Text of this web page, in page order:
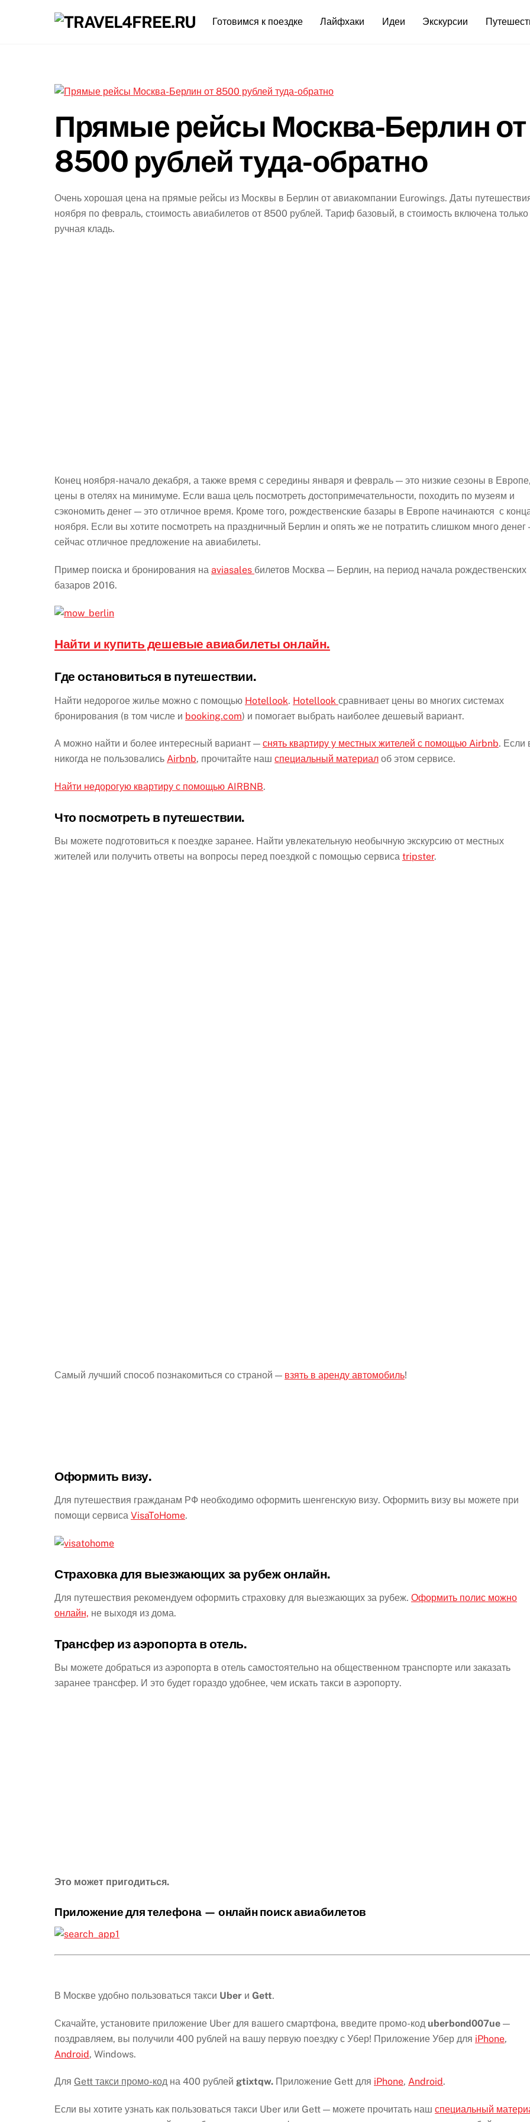
Готовимся к поездке Лайфхаки Идеи Экскурсии
Прямые рейсы Москва-Берлин от
8500 рублей туда-обратно
Очень хорошая цена на прямые рейсы из Моcквы в Берлин от авиакомпании Eurowings. Даты
ноября по февраль, стоимость авиабилетов от 8500 рублей. Тариф базовый, в стоимость включена только
ручная кладь.
Конец ноября-начало декабря, а также время с середины января и февраль — это низкие сезоны в
цены в отелях на минимуме. Если ваша цель посмотреть достопримечательности, походить по музеям и
сэкономить денег — это отличное время. Кроме того, рождественские базары в Европе начинаются с
ноября. Если вы хотите посмотреть на праздничный Берлин и опять же не потратить слишком много денег
сейчас отличное предложение на авиабилеты.
Пример поиска и бронирования на aviasales билетов Москва — Берлин, на период начала рождественских
базаров 2016.
Найти и купить дешевые авиабилеты онлайн.
Где остановиться в путешествии.
Найти недорогое жилье можно с помощью Hotellook. Hotellook сравнивает цены во многих системах
бронирования (в том числе и booking.com) и помогает выбрать наиболее дешевый вариант.
А можно найти и более интересный вариант — снять квартиру у местных жителей с помощью Airbnb. Если
никогда не пользовались Airbnb, прочитайте наш специальный материал об этом сервисе.
Найти недорогую квартиру с помощью AIRBNB.
Что посмотреть в путешествии.
Вы можете подготовиться к поездке заранее. Найти увлекательную необычную экскурсию от местных
жителей или получить ответы на вопросы перед поездкой с помощью сервиса tripster.
Самый лучший способ познакомиться со страной — взять в аренду автомобиль!
Оформить визу.
Для путешествия гражданам РФ необходимо оформить шенгенскую визу. Оформить визу вы можете при
помощи сервиса VisaToHome.
Страховка для выезжающих за рубеж онлайн.
Для путешествия рекомендуем оформить страховку для выезжающих за рубеж. Оформить полис можно
онлайн, не выходя из дома.
Трансфер из аэропорта в отель.
Вы можете добраться из аэропорта в отель самостоятельно на общественном транспорте или заказать
заранее трансфер. И это будет гораздо удобнее, чем искать такси в аэропорту.
Это может пригодиться.
Приложение для телефона —онлайн поиск авиабилетов
В Москве удобно пользоваться такси Uber и Gett.
Скачайте, установите приложение Uber для вашего смартфона, введите промо-код uberbond007ue —
поздравляем, вы получили 400 рублей на вашу первую поездку с Убер! Приложение Убер для iPhone,
Android, Windows.
Для Gett такси промо-код на 400 рублей gtixtqw. Приложение Gett для iPhone, Android.
Если вы хотите узнать как пользоваться такси Uber или Gett — можете прочитать наш специальный